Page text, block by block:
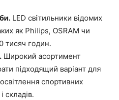
LED світильники відомих
як Philips, OSRAM чи
тисяч годин.
Широкий асортимент
підходящий варіант для
спортивних
складів.